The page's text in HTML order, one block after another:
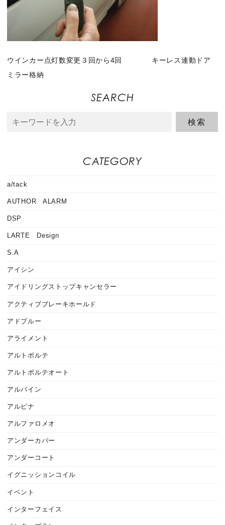
ウインカー点灯数変更３回から4回 キーレス連動ドア
ミラー格納
SEARCH
CATEGORY
a/tack
AUTHOR ALARM
DSP
LARTE Design
S.A
アイシン
アイドリングストップキャンセラー
アクティブブレーキホールド
アドブルー
アライメント
アルトポルテ
アルトポルテオート
アルパイン
アルピナ
アルファロメオ
アンダーカバー
アンダーコート
イグニッションコイル
イベント
インターフェイス